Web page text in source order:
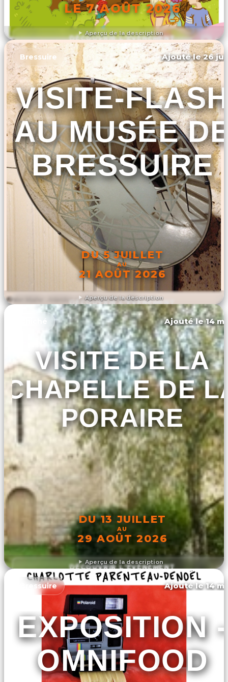
Aperçu de la description
LE 7 AOÛT 2026
DÉCOUVRIR L'ÉVÉNEMENT
Aperçu de la description
Bressuire Ajouté le 26
VISITE-
AU MUSÉE
BRESSUIRE
DU 5 JUILLET
AU
21 AOÛT 2026
DÉCOUVRIR L'ÉVÉNEMENT
Aperçu de la description
Chiché Ajouté le 14
VISITE DE LA
CHAPELLE DE
PORAIRE
DU 13 JUILLET
AU
29 AOÛT 2026
DÉCOUVRIR L'ÉVÉNEMENT
Bressuire Ajouté le 14
EXPOSITION -
OMNIFOOD